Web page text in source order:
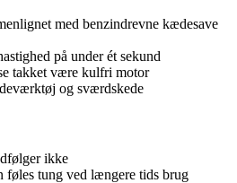
med benzindrevne kædesave
på under ét sekund
takket være kulfri motor
og sværdskede
ikke
føles tung ved længere tids brug